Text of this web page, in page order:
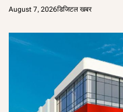
August 7, 2026डिजिटल खबर